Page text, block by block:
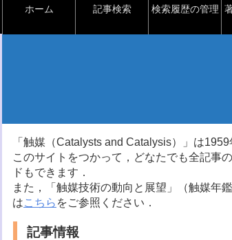
ホーム 記事検索 検索履歴の管理
「触媒（Catalysts and Catalysis）」は
このサイトをつかって，どなたでも全記事
ドもできます．
また，「触媒技術の動向と展望」（触媒年
はこちら をご参照ください．
記事情報